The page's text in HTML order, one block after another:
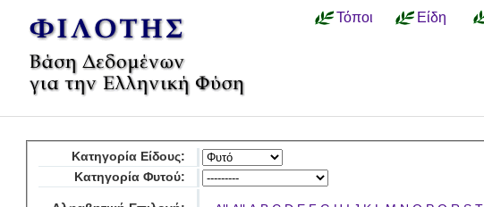
Τόποι Είδη
Κατηγορία Είδους:
Κατηγορία Φυτού: